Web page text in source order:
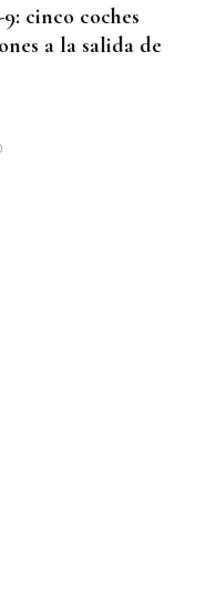
cinco coches
a la salida de